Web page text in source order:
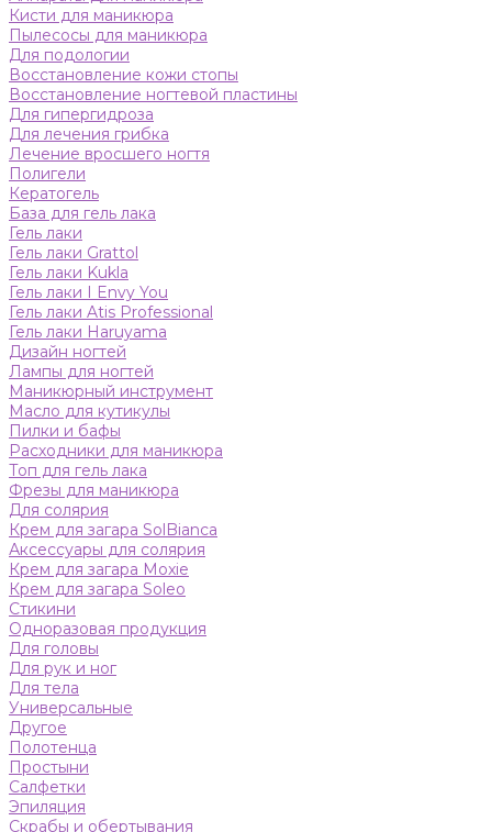
Кисти для маникюра
Пылесосы для маникюра
Для подологии
Восстановление кожи стопы
Восстановление ногтевой пластины
Для гипергидроза
Для лечения грибка
Лечение вросшего ногтя
Полигели
Кератогель
База для гель лака
Гель лаки
Гель лаки Grattol
Гель лаки Kukla
Гель лаки I Envy You
Гель лаки Atis Professional
Гель лаки Haruyama
Дизайн ногтей
Лампы для ногтей
Маникюрный инструмент
Масло для кутикулы
Пилки и бафы
Расходники для маникюра
Топ для гель лака
Фрезы для маникюра
Для солярия
Крем для загара SolBianca
Аксессуары для солярия
Крем для загара Moxie
Крем для загара Soleo
Стикини
Одноразовая продукция
Для головы
Для рук и ног
Для тела
Универсальные
Другое
Полотенца
Простыни
Салфетки
Эпиляция
Скрабы и обертывания